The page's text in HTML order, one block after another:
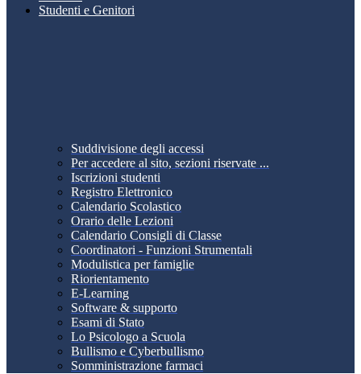
Studenti e Genitori
Suddivisione degli accessi
Per accedere al sito, sezioni riservate ...
Iscrizioni studenti
Registro Elettronico
Calendario Scolastico
Orario delle Lezioni
Calendario Consigli di Classe
Coordinatori - Funzioni Strumentali
Modulistica per famiglie
Riorientamento
E-Learning
Software & supporto
Esami di Stato
Lo Psicologo a Scuola
Bullismo e Cyberbullismo
Somministrazione farmaci